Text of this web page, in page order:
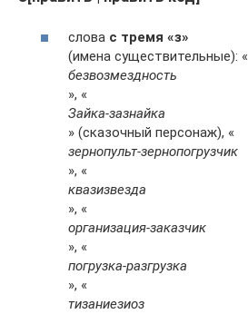
слова с тремя «з»
(имена существительные): «
безвозмездность
», «
Зайка-зазнайка
» (сказочный персонаж), «
зернопульт-зернопогрузчик
», «
квазизвезда
», «
организация-заказчик
», «
погрузка-разгрузка
», «
тизаниезиоз